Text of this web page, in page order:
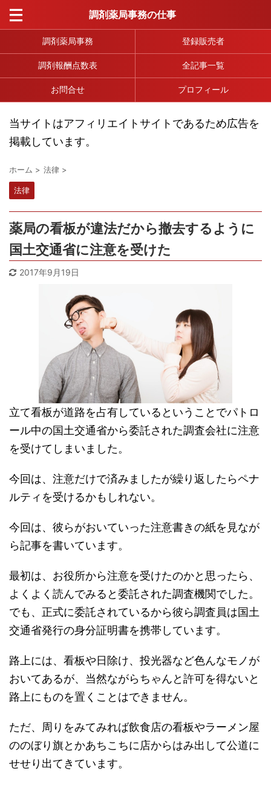
調剤薬局事務の仕事
調剤薬局事務 登録販売者
調剤報酬点数表 全記事一覧
お問合せ プロフィール
当サイトはアフィリエイトサイトであるため広告を
掲載しています。
ホーム > 法律 >
法律
薬局の看板が違法だから撤去するように
国土交通省に注意を受けた
2017年9月19日
立て看板が道路を占有しているということでパトロ
ール中の国土交通省から委託された調査会社に注意
を受けてしまいました。
今回は、注意だけで済みましたが繰り返したらペナ
ルティを受けるかもしれない。
今回は、彼らがおいていった注意書きの紙を見なが
ら記事を書いています。
最初は、お役所から注意を受けたのかと思ったら、
よくよく読んでみると委託された調査機関でした。
でも、正式に委託されているから彼ら調査員は国土
交通省発行の身分証明書を携帯しています。
路上には、看板や日除け、投光器など色んなモノが
おいてあるが、当然ながらちゃんと許可を得ないと
路上にものを置くことはできません。
ただ、周りをみてみれば飲食店の看板やラーメン屋
ののぼり旗とかあちこちに店からはみ出して公道に
せせり出てきています。